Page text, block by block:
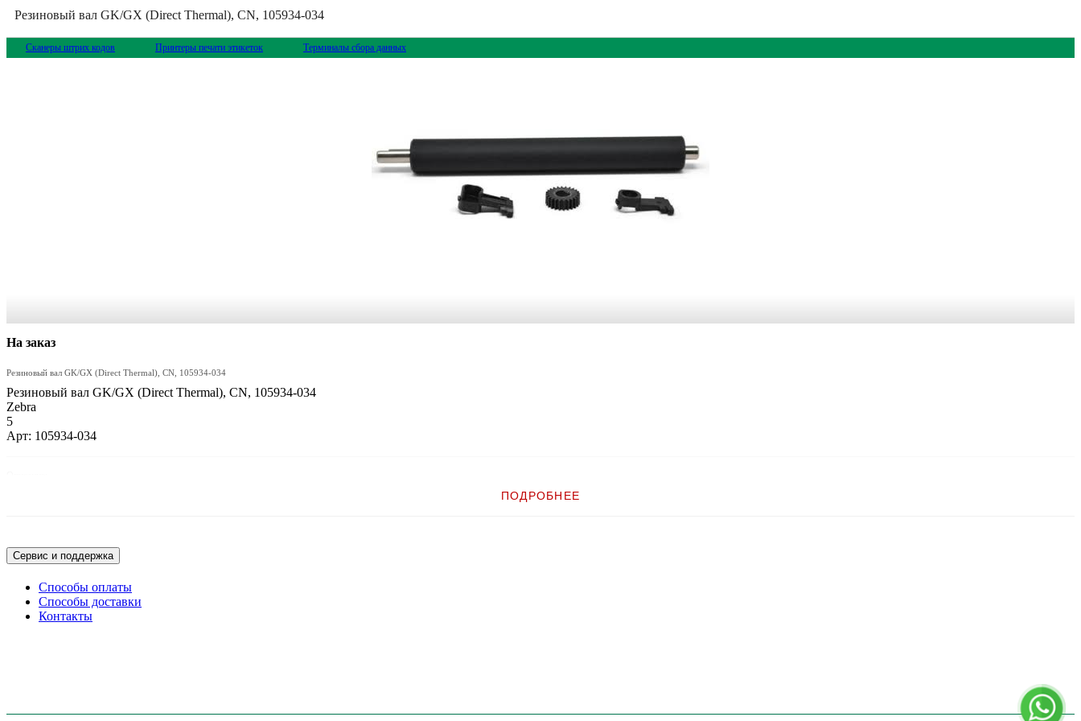
Резиновый вал GK/GX (Direct Thermal), CN, 105934-034
Сканеры штрих кодов Принтеры печати этикеток Терминалы сбора данных
На заказ
Резиновый вал GK/GX (Direct Thermal), CN, 105934-034
Резиновый вал GK/GX (Direct Thermal), CN, 105934-034
Zebra
5
Арт: 105934-034
ПОДРОБНЕЕ
Сервис и поддержка
Способы оплаты
Способы доставки
Контакты